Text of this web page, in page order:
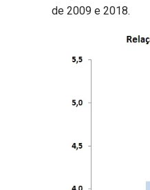
de 2009 e 2018.